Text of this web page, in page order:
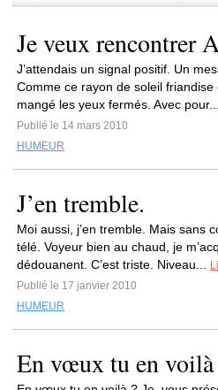
Je veux rencontrer
J’attendais un signal positif. Un
Comme ce rayon de soleil
mangé les yeux fermés. Avec pour...
Publié le 14 mars 2010
HUMEUR
J’en tremble.
Moi aussi, j’en tremble. Mais sans
télé. Voyeur bien au chaud, je
dédouanent. C’est triste. Niveau...
Publié le 17 janvier 2010
HUMEUR
En vœux tu en